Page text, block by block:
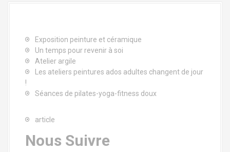
Exposition peinture et céramique
Un temps pour revenir à soi
Atelier argile
Les ateliers peintures ados adultes changent de jour
!
Séances de pilates-yoga-fitness doux
article
Nous Suivre